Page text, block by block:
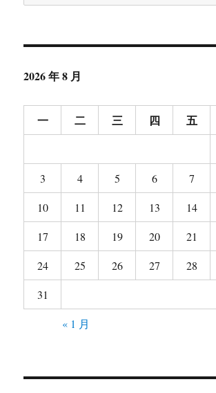
2026 年 8 月
一 二 三 四 五
3
4 5 6 7
10
11 12 13 14
17
18 19 20 21
24
25 26 27 28
31
« 1 月